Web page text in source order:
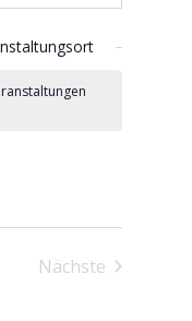
Nächste